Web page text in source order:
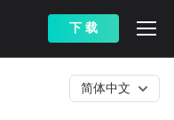
下 载
简体中文